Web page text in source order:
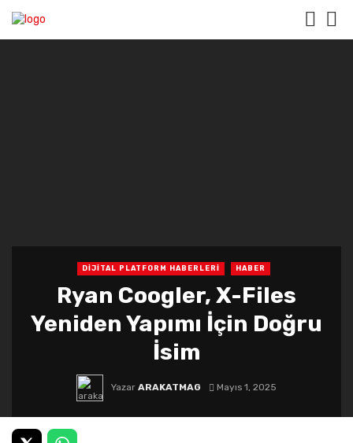
DİJİTAL PLATFORM HABERLERİ HABER
Ryan Coogler, X-Files
Yeniden Yapımı İçin Doğru
İsim
Yazar ARAKATMAG Mayıs 1, 2025